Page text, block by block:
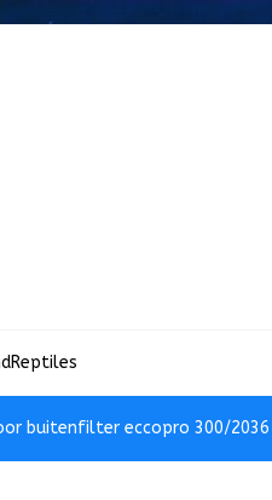
Reptiles
buitenfilter eccopro 300/2036